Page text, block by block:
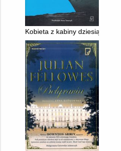
Kobieta z kabiny dziesiątej